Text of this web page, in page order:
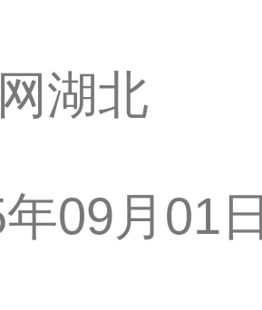
湖北
09月01